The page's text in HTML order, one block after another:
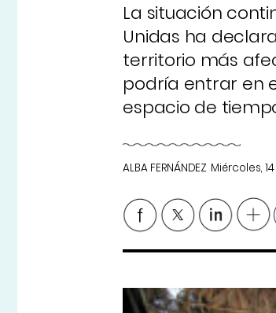
La situación
Unidas ha
territorio más
podría entrar en
espacio de
ALBA FERNÁNDEZ Miércoles,